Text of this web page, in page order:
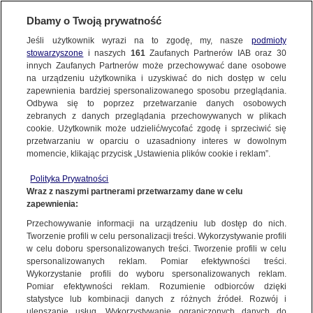
NAJNOWSZE
ZOBACZ FAKTY
FAKTY PO FAKTACH
FAKTY O ŚWIECIE
WIĘCEJ
KANAŁY
Dzień dobry!
Jedno konto do wszystkich usług
Fakty po Faktach
Wydanie z 18 kwietnia 2025 r.
Goście: Małgorzata Kidawa-Błońska, Tomasz Siemoniak, Marcin
Wrona, Maciej Woroch
Michał Kamiński w programie "Tak Jest" oskarżył, że urzędnicy
Senatu podleli marszałek Małgorzacie Kidawie-Błońskiej "chcieli,
żeby senacki kierowca donosił" na niego. W "Faktach po Faktach"
w TVN24 Kidawa-Błońska przyznała, że nie rozumie emocji
Kamińskiego. - Liczę, że przeprosi mnie i całą kancelarię Senatu.
To jakieś szaleństwo - przyznała. Tłumaczyła, że pismo od
kierownika działu transportu zostało wysłane tylko po to, by lepiej
piśmie "chodziło o to, żeby kierowcy byli do dyspozycji kierownika
transportu, gdy nie ma dysponenta samochodu". Wyraził także
zdziwienie, że Kamiński nie zadzwonił do marszałek Senatu.
Następnie korespondenci "Faktów" TVN Marcin Wrona i Maciej
Woroch mówili m.in. o wysokich cenach jaj w Stanach
Zjednoczonych oraz o spotkaniu premier Włoch z J.D. Vance'em.
Podziel się
DOSTĘPNE WYDANIA
Dbamy o Twoją prywatność
Jeśli użytkownik wyrazi na to zgodę, my, nasze podmioty
stowarzyszone i naszych 161Zaufanych Partnerów IAB oraz 30
innych Zaufanych Partnerów może przechowywać dane osobowe
na urządzeniu użytkownika i uzyskiwać do nich dostęp w celu
zapewnienia bardziej spersonalizowanego sposobu przeglądania.
Odbywa się to poprzez przetwarzanie danych osobowych
zebranych z danych przeglądania przechowywanych w plikach
cookie. Użytkownik może udzielić/wycofać zgodę i sprzeciwić się
przetwarzaniu w oparciu o uzasadniony interes w dowolnym
momencie, klikając przycisk „Ustawienia plików cookie i reklam”.
Polityka Prywatności
Wraz z naszymi partnerami przetwarzamy dane w celu
zapewnienia:
Przechowywanie informacji na urządzeniu lub dostęp do nich.
Tworzenie profili w celu personalizacji treści. Wykorzystywanie profili
w celu doboru spersonalizowanych treści. Tworzenie profili w celu
spersonalizowanych reklam. Pomiar efektywności treści.
Wykorzystanie profili do wyboru spersonalizowanych reklam.
Pomiar efektywności reklam. Rozumienie odbiorców dzięki
statystyce lub kombinacji danych z różnych źródeł. Rozwój i